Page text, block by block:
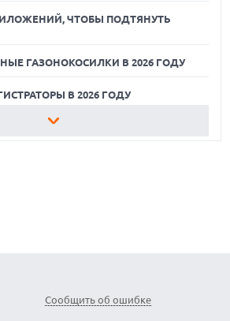
ЧТОБЫ ПОДТЯНУТЬ
ГАЗОНОКОСИЛКИ В 2026 ГОДУ
В 2026 ГОДУ
ЧТОБЫ ПОДТЯНУТЬ
Сообщить об ошибке